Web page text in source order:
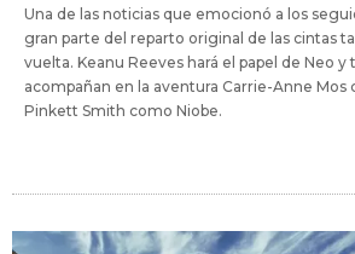
Una de las noticias que emocionó a los
gran parte del reparto original de las cintas
vuelta. Keanu Reeves hará el papel de Neo y
acompañan en la aventura Carrie-Anne Mos
Pinkett Smith como Niobe.